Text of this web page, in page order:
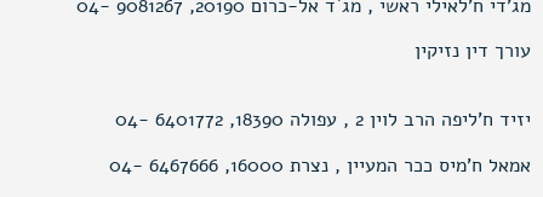
מג’די ח’לאילי ראשי , מג`ד אל-כרום 20190, 9081267 -04
עורך דין נזיקין
יזיד ח’ליפה הרב לוין 2 , עפולה 18390, 6401772 -04
אמאל ח’מיס ככר המעיין , נצרת 16000, 6467666 -04